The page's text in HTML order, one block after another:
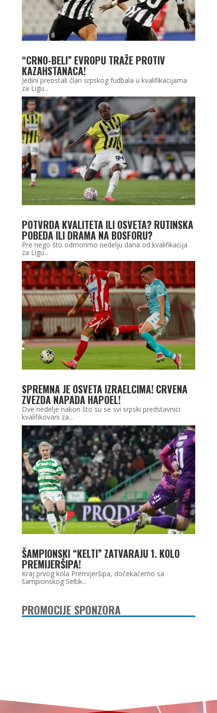
“CRNO-BELI” EVROPU TRAŽE PROTIV
KAZAHSTANACA!
Jedini preostali član srpskog fudbala u kvalifikacijama
za Ligu...
POTVRDA KVALITETA ILI OSVETA? RUTINSKA
POBEDA ILI DRAMA NA BOSFORU?
Pre nego što odmorimo nedelju dana od kvalifikacija
za Ligu...
SPREMNA JE OSVETA IZRAELCIMA! CRVENA
ZVEZDA NAPADA HAPOEL!
Dve nedelje nakon što su se svi srpski predstavnici
kvalifikovani za...
ŠAMPIONSKI “KELTI” ZATVARAJU 1. KOLO
PREMIJERŠIPA!
Kraj prvog kola Premijeršipa, dočekaćemo sa
šampionskog Seltik...
PROMOCIJE SPONZORA